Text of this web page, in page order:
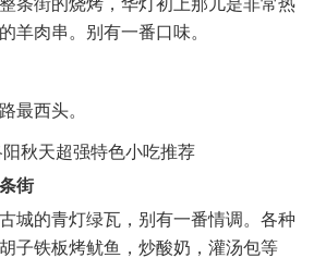
条街的烧烤，华灯初上那儿是非常热
羊肉串。别有一番口味。
最西头。
街
城的青灯绿瓦，别有一番情调。各种
子铁板烤鱿鱼，炒酸奶，灌汤包等